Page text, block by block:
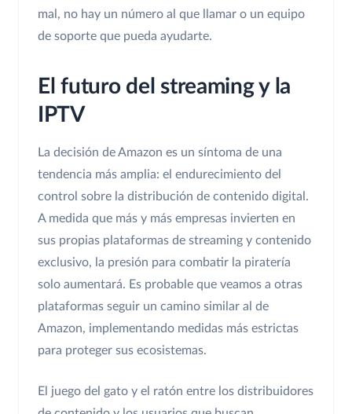
mal, no hay un número al que llamar o un equipo
de soporte que pueda ayudarte.
El futuro del streaming y la
IPTV
La decisión de Amazon es un síntoma de una
tendencia más amplia: el endurecimiento del
control sobre la distribución de contenido digital.
A medida que más y más empresas invierten en
sus propias plataformas de streaming y contenido
exclusivo, la presión para combatir la piratería
solo aumentará. Es probable que veamos a otras
plataformas seguir un camino similar al de
Amazon, implementando medidas más estrictas
para proteger sus ecosistemas.
El juego del gato y el ratón entre los distribuidores